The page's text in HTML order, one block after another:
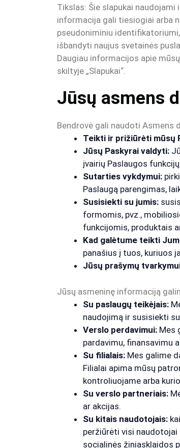
Tikslas: Šie slapukai
informacija gali tiesiogiai arba
pseudoniminiu
išbandyti naujus svetainės
Daugiau informacijos apie
skiltyje „Slapukai“.
Jūsų asmens
Bendrovė gali naudoti Asmens
Teikti ir prižiūrėti mūsų
Jūsų Paskyrai valdyti:
įvairių Paslaugos
Sutarties vykdymui:
Paslaugą parengimas,
Susisiekti su jumis:
formomis, pvz.,
funkcijomis, produktais
Kad galėtume teikti
panašius į tuos, kuriuos
Jūsų prašymų
Jūsų asmeninę informaciją
Su paslaugų teikėjais:
naudojimą ir susisiekti
Verslo perdavimui: Mes
pardavimu, finansavimu
Su filialais: Mes galime
Filialai apima mūsų
kontroliuojame arba
Su verslo partneriais:
ar akcijas.
Su kitais naudotojais:
peržiūrėti visi
socialinės žiniasklaidos